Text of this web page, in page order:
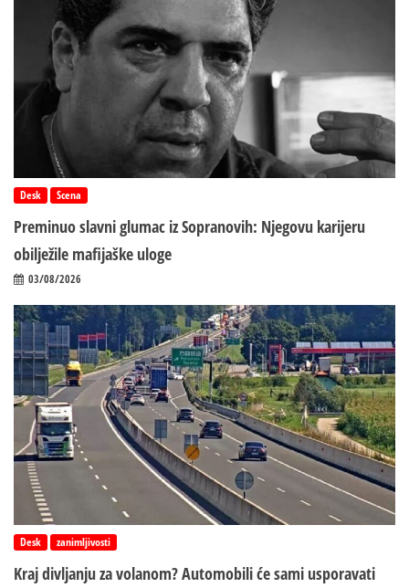
Desk Scena
Preminuo slavni glumac iz Sopranovih: Njegovu karijeru
obilježile mafijaške uloge
03/08/2026
Desk zanimljivosti
Kraj divljanju za volanom? Automobili će sami usporavati